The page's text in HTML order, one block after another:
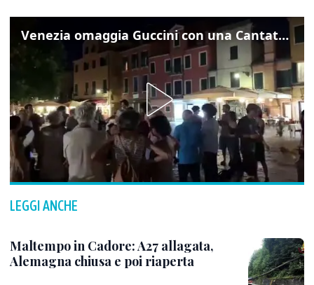
Venezia omaggia Guccini con una Cantata Anarchica in campo Santa Margherita
LEGGI ANCHE
Maltempo in Cadore: A27 allagata,
Alemagna chiusa e poi riaperta